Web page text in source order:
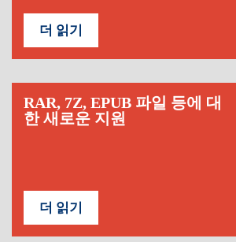
더 읽기
RAR, 7Z, EPUB 파일 등에 대
한 새로운 지원
더 읽기